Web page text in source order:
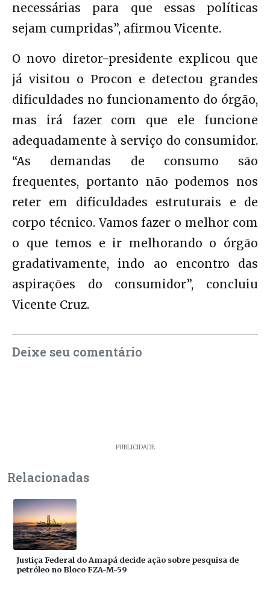
necessárias para que essas políticas
sejam cumpridas”, afirmou Vicente.
O novo diretor-presidente explicou que
já visitou o Procon e detectou grandes
dificuldades no funcionamento do órgão,
mas irá fazer com que ele funcione
adequadamente à serviço do consumidor.
“As demandas de consumo são
frequentes, portanto não podemos nos
reter em dificuldades estruturais e de
corpo técnico. Vamos fazer o melhor com
o que temos e ir melhorando o órgão
gradativamente, indo ao encontro das
aspirações do consumidor”, concluiu
Vicente Cruz.
Deixe seu comentário
PUBLICIDADE
Relacionadas
Justiça Federal do Amapá decide ação sobre pesquisa de
petróleo no Bloco FZA-M-59